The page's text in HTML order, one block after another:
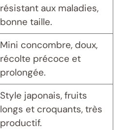
résistant aux maladies,
bonne taille.
Mini concombre, doux,
récolte précoce et
prolongée.
Style japonais, fruits
longs et croquants, très
productif.